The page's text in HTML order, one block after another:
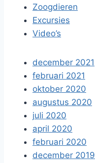
Zoogdieren
Excursies
Video’s
december 2021
februari 2021
oktober 2020
augustus 2020
juli 2020
april 2020
februari 2020
december 2019